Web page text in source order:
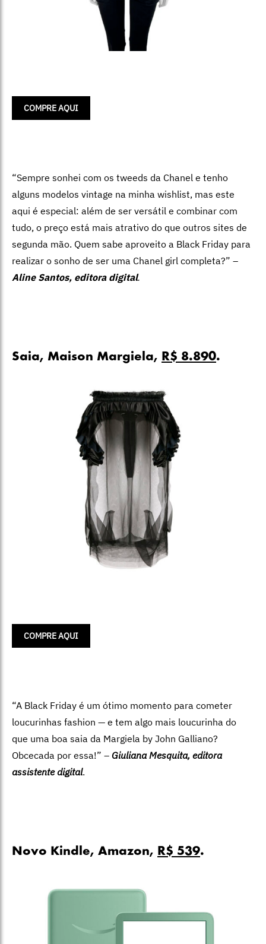
COMPRE AQUI
“Sempre sonhei com os tweeds da Chanel e tenho
alguns modelos vintage na minha wishlist, mas este
aqui é especial: além de ser versátil e combinar com
tudo, o preço está mais atrativo do que outros sites de
segunda mão. Quem sabe aproveito a Black Friday para
realizar o sonho de ser uma Chanel girl completa?” –
Aline Santos, editora digital.
Saia, Maison Margiela, R$ 8.890.
COMPRE AQUI
“A Black Friday é um ótimo momento para cometer
loucurinhas fashion — e tem algo mais loucurinha do
que uma boa saia da Margiela by John Galliano?
Obcecada por essa!” – Giuliana Mesquita, editora
assistente digital.
Novo Kindle, Amazon, R$ 539.